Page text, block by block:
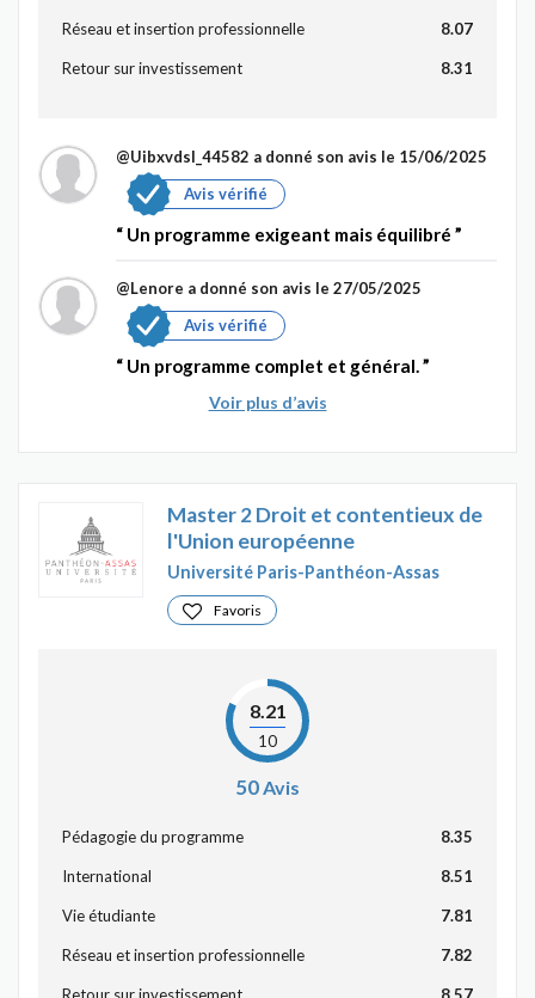
Réseau et insertion professionnelle 8.07
Retour sur investissement 8.31
@Uibxvdsl_44582 a donné son avis le 15/06/2025
Avis vérifié
Un programme exigeant mais équilibré
@Lenore a donné son avis le 27/05/2025
Avis vérifié
Un programme complet et général.
Voir plus d’avis
Master 2 Droit et contentieux de
l'Union européenne
Université Paris-Panthéon-Assas
Favoris
8.21
10
50Avis
Pédagogie du programme 8.35
International 8.51
Vie étudiante 7.81
Réseau et insertion professionnelle 7.82